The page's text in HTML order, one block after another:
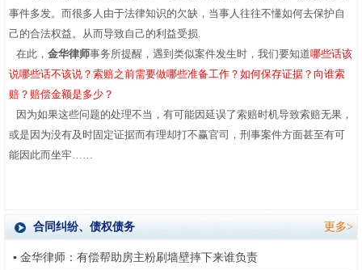
事件多发。而很多人由于法律知识的欠缺，当事人往往不懂如何去保护自
己的合法权益。从而导致自己的利益受损.
在此， 金华律师事务所提醒，遇到类似案件发生时，我们要知道哪些话该
说哪些话不该说 ？ 索赔之前需要做哪些准备工作？如何保存证据？向谁索
赔？赔偿金额是多少？
因为如果这些问题的处理不当，有可能因延误了索赔时机导致索赔无果，
或是因为没有及时固定证据而有理却打不赢官司，刑事案件方面甚至有可
能因此而坐牢……
更多>
合同纠纷、债权债务
▪ 金华律师：有偿帮助房主粉刷墙壁摔下来谁负责